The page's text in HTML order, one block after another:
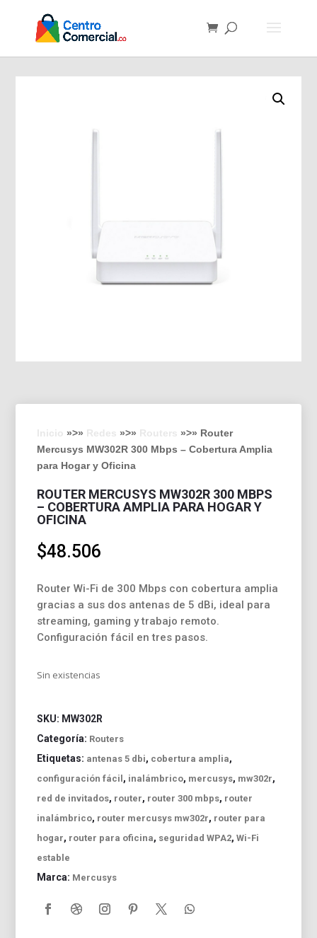
»>» »>»
»>» Router
Mercusys MW302R 300 Mbps – Cobertura Amplia
para Hogar y Oficina
ROUTER MERCUSYS MW302R 300 MBPS
– COBERTURA AMPLIA PARA HOGAR Y
OFICINA
$48.506
Router Wi-Fi de 300 Mbps con cobertura amplia
gracias a sus dos antenas de 5 dBi, ideal para
streaming, gaming y trabajo remoto.
Configuración fácil en tres pasos.
Sin existencias
SKU: MW302R
Categoría: Routers
Etiquetas: antenas 5 dbi, cobertura amplia,
configuración fácil , inalámbrico, mercusys, mw302r,
red de invitados, router, router 300 mbps, router
inalámbrico, router mercusys mw302r, router para
hogar, router para oficina, seguridad WPA2,Wi-Fi
estable
Marca: Mercusys